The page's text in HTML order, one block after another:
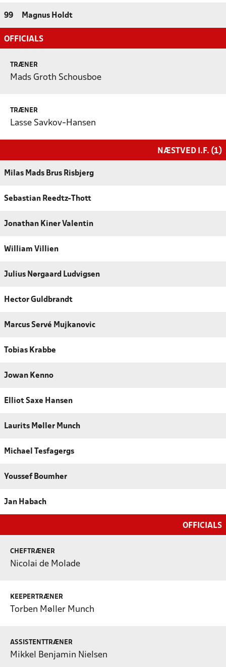
99 Magnus Holdt
OFFICIALS
TRÆNER
Mads Groth Schousboe
TRÆNER
Lasse Savkov-Hansen
NÆSTVED I.F. (1)
Milas Mads Brus Risbjerg
Sebastian Reedtz-Thott
Jonathan Kiner Valentin
William Villien
Julius Nørgaard Ludvigsen
Hector Guldbrandt
Marcus Servé Mujkanovic
Tobias Krabbe
Jowan Kenno
Elliot Saxe Hansen
Laurits Møller Munch
Michael Tesfagergs
Youssef Boumher
Jan Habach
OFFICIALS
CHEFTRÆNER
Nicolai de Molade
KEEPERTRÆNER
Torben Møller Munch
ASSISTENTTRÆNER
Mikkel Benjamin Nielsen